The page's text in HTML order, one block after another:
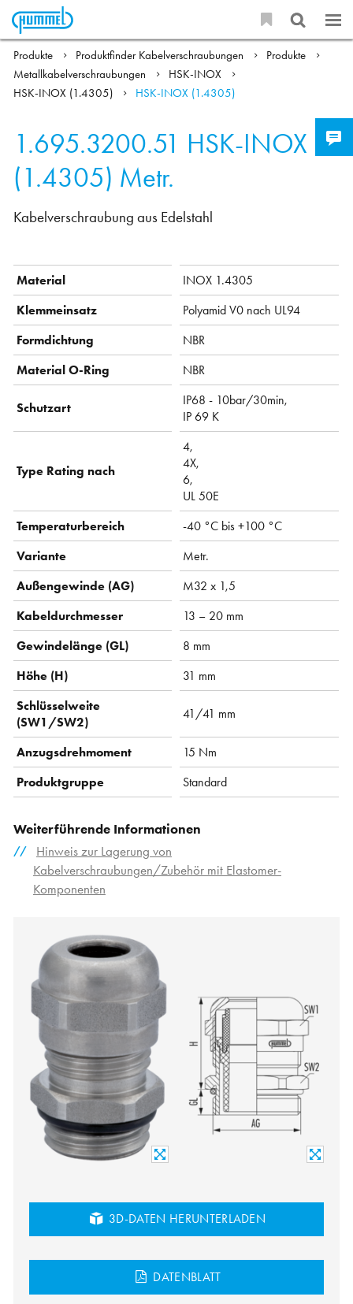
Produkte Produktfinder Kabelverschraubungen
Produkte
Metallkabelverschraubungen
HSK-INOX
HSK-INOX (1.4305)
HSK-INOX (1.4305)
1.695.3200.51 HSK-INOX
(1.4305) Metr.
Kabelverschraubung aus Edelstahl
Material
INOX 1.4305
Klemmeinsatz
Polyamid V0 nach UL94
Formdichtung
NBR
Material O-Ring
NBR
Schutzart
IP68 - 10bar/30min,
IP 69 K
Type Rating nach
4,
4X,
6,
UL 50E
Temperaturbereich
-40 °C bis +100 °C
Variante
Metr.
Außengewinde (AG)
M32 x 1,5
Kabeldurchmesser
13 – 20 mm
Gewindelänge (GL)
8 mm
Höhe (H)
31 mm
Schlüsselweite
(SW1/SW2)
41/41 mm
Anzugsdrehmoment
15 Nm
Produktgruppe
Standard
Weiterführende Informationen
Hinweis zur Lagerung von
Kabelverschraubungen/Zubehör mit Elastomer-
Komponenten
3D-DATEN HERUNTERLADEN
DATENBLATT